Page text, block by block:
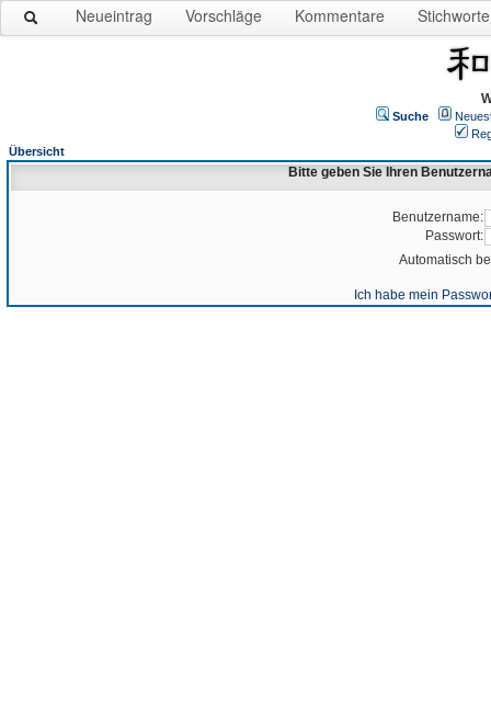
Neueintrag Vorschläge Kommentare Stichworte
Suche
Übersicht
Bitte geben Sie Ihren
Benutzername:
Passwort:
Automatisch
Ich habe mein